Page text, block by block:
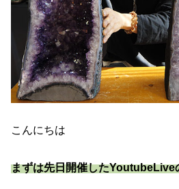
こんにちは
まずは先日開催したYoutubeLive